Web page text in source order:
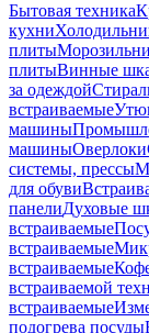
Бытовая техника
кухни
плиты
плитыВинные
за одеждой
встраиваемые
машины
машиныОверлоки
системы, прессы
для обуви
панелиДуховые
встраиваемые
встраиваемые
встраиваемые
встраиваемой
встраиваемые
подогрева посуды